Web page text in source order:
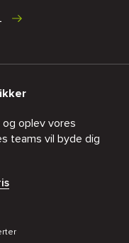
oplev vores
teams vil byde dig